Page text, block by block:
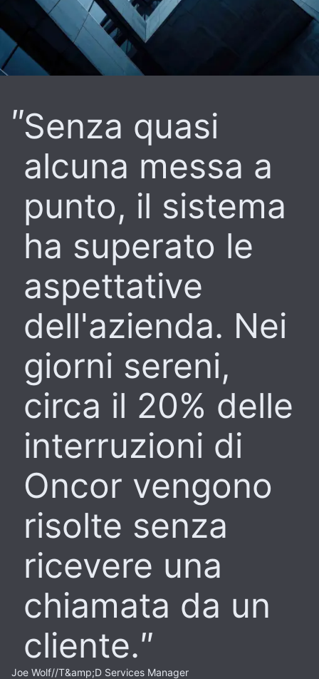
Senza quasi
alcuna messa a
punto, il sistema
ha superato le
aspettative
dell'azienda. Nei
giorni sereni,
circa il 20% delle
interruzioni di
Oncor vengono
risolte senza
ricevere una
chiamata da un
cliente.
Joe Wolf//T&amp;D Services Manager